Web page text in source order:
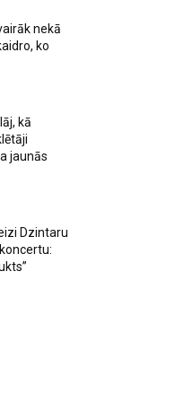
nekā
ko
kā
jaunās
Dzintaru